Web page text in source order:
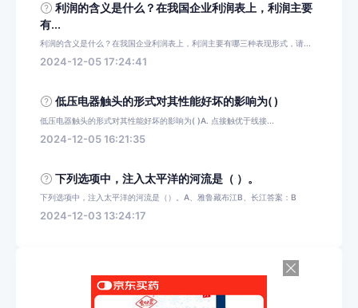
利润的含义是什么？在我国企业利润表上，利润主要
有...
利润的含义是什么？在我国企业利润表上，利润主要有哪三种表现形式，请...
2024-12-05 17:24:41
低压电器触头的形式对其性能好坏的影响为( )
低压电器触头的形式对其性能好坏的影响为( )A. 点接触优于线接...
2024-12-05 16:21:35
下列选项中，注入太平洋的河流是（ ）。
下列选项中，注入太平洋的河流是（）。A、雅鲁藏布江B、长江答案：B
2024-12-03 13:24:17